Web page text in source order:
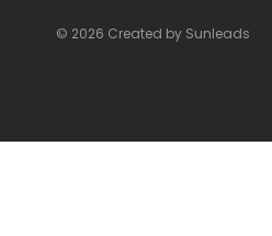
© 2026 Created by Sunleads